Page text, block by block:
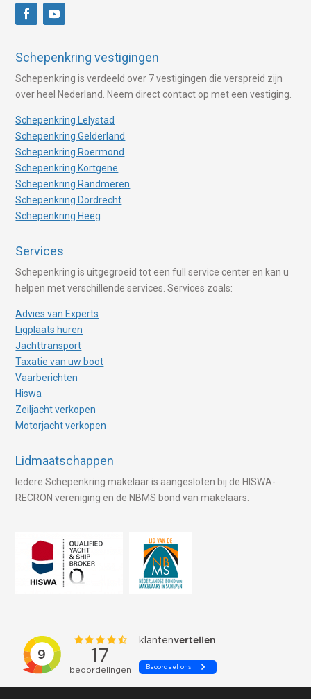
Schepenkring vestigingen
Schepenkring is verdeeld over 7 vestigingen die verspreid zijn
over heel Nederland. Neem direct contact op met een vestiging.
Schepenkring Lelystad
Schepenkring Gelderland
Schepenkring Roermond
Schepenkring Kortgene
Schepenkring Randmeren
Schepenkring Dordrecht
Schepenkring Heeg
Services
Schepenkring is uitgegroeid tot een full service center en kan u
helpen met verschillende services. Services zoals:
Advies van Experts
Ligplaats huren
Jachttransport
Taxatie van uw boot
Vaarberichten
Hiswa
Zeiljacht verkopen
Motorjacht verkopen
Lidmaatschappen
Iedere Schepenkring makelaar is aangesloten bij de HISWA-
RECRON vereniging en de NBMS bond van makelaars.